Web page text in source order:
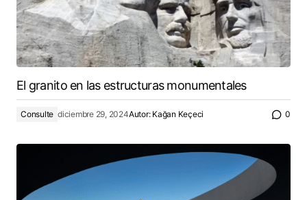
El granito en las estructuras monumentales
Consulte diciembre 29, 2024Autor: Kağan Keçeci 0